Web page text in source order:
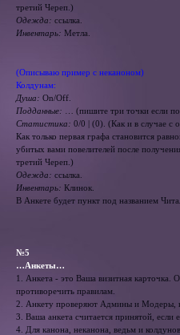
третий Череп.)
Одежда: ссылка.
Инвентарь: Метла.
(Описываю пример с неканоном)
Колдунам:
Душа: On/Off.
Подданные:
… (пишите три точки если
Статистика: 0/0 | (0). (Как и в случае с
Как только первая графа становится
убитых вами повелителей после
третий Череп.)
Одежда:ссылка.
Инвентарь: Клинок.
В Анкете будет пункт под названием
№5
…Анкеты…
1. Анкета - это Ваша визитная карточка.
противоречить правилам.
2. Анкету проверяют Админы и Модеры,
3. Ваша анкета считается принятой,
4. Для канона, неканона, ведьм и